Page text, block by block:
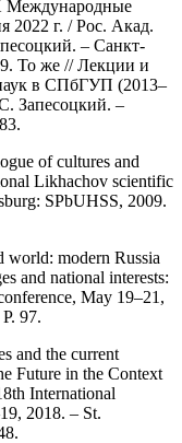
Международные
2022 г. / Рос. Акад.
– Санкт-
То же // Лекции и
в СПбГУП (2013–
Запесоцкий. –
of cultures and
Likhachov scientific
SPbUHSS, 2009.
world: modern Russia
and national interests:
May 19–21,
97.
and the current
Future in the Context
International
2018. – St.